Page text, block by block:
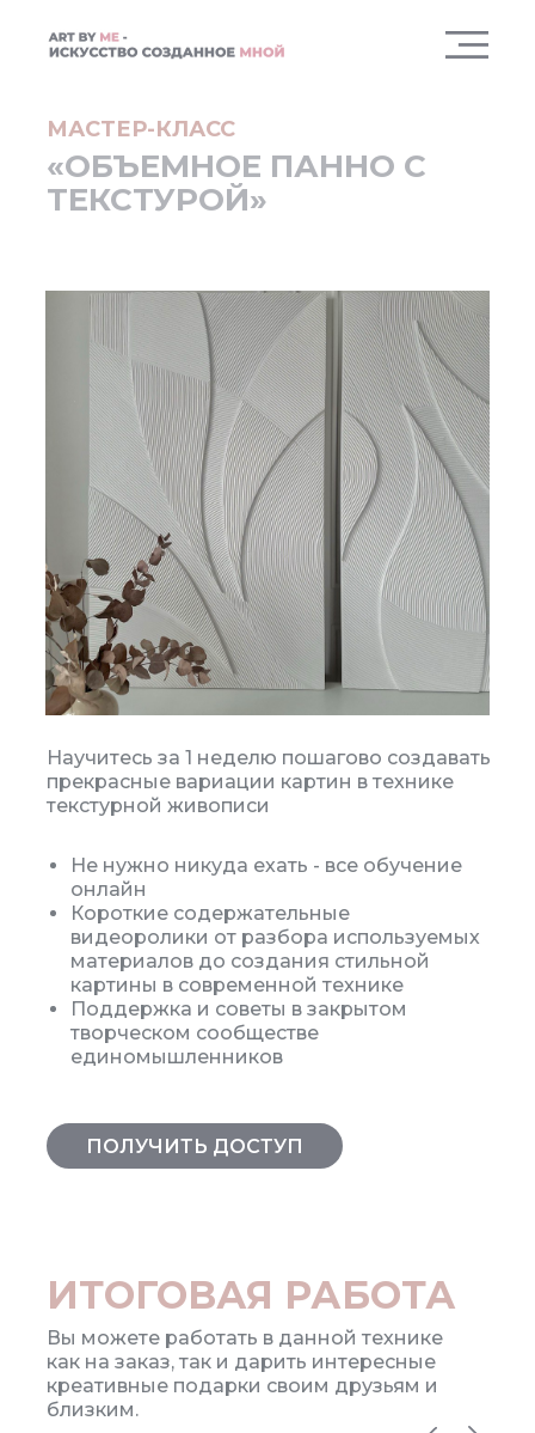
«ОБЪЕМНОЕ ПАННО С
ТЕКСТУРОЙ»
МАСТЕР-КЛАСС
Научитесь за 1 неделю пошагово создавать
прекрасные вариации картин в технике
текстурной живописи
Не нужно никуда ехать - все обучение
онлайн
Короткие содержательные
видеоролики от разбора используемых
материалов до создания стильной
картины в современной технике
Поддержка и советы в закрытом
творческом сообществе
единомышленников
ПОЛУЧИТЬ ДОСТУП
ИТОГОВАЯ РАБОТА
Вы можете работать в данной технике
как на заказ, так и дарить интересные
креативные подарки своим друзьям и
близким.